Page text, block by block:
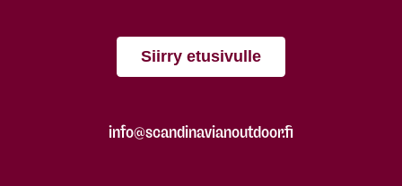
Siirry etusivulle
info@scandinavianoutdoor.fi